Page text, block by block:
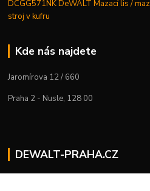
DCGG571NK DeWALT Mazací lis /
stroj v kufru
Kde nás najdete
Jaromírova 12 / 660
Praha 2 - Nusle, 128 00
DEWALT-PRAHA.CZ